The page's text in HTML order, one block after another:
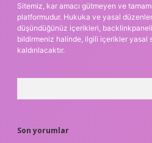
Sitemiz, kar amacı gütmeyen ve
platformudur. Hukuka ve yasal
düşündüğünüz içerikleri,
bildirmeniz halinde, ilgili içerikler yasal
kaldırılacaktır.
Son yorumlar